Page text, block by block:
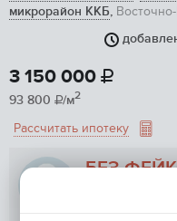
микрорайон ККБ,
3 150 000 
93 800 /м2
Рассчитать ипотеку
БЕЗ